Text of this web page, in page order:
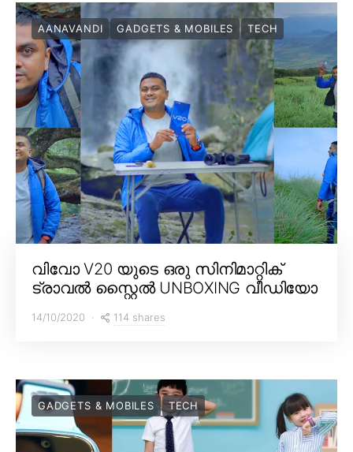
AANAVANDI GADGETS & MOBILES TECH
വിവോ V20 യുടെ ഒരു സിനിമാറ്റിക്
ട്രാവൽ സ്റ്റൈൽ UNBOXING വീഡിയോ
14/10/2020 114 shares
GADGETS & MOBILES TECH